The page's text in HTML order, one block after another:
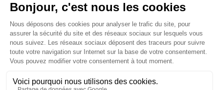
Liens utiles
Mémorial de la Shoah
Le camp des Milles
Yad Vashem France
Akadem